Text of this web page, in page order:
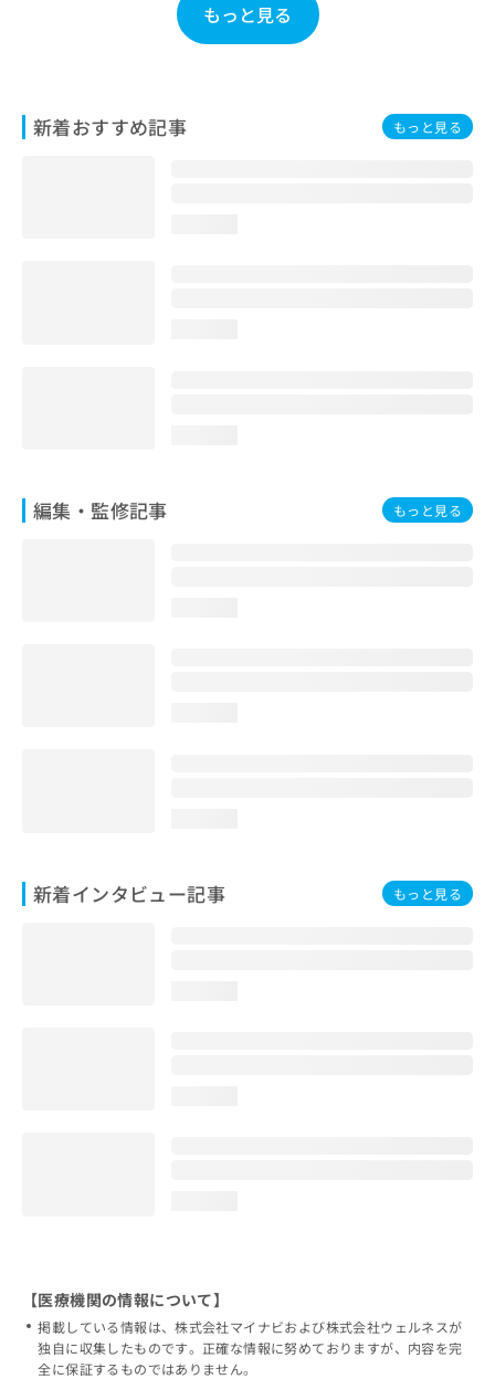
もっと見る
新着おすすめ記事 もっと見る
編集・監修記事 もっと見る
新着インタビュー記事 もっと見る
せ
【医療機関の情報について】
掲載している情報は、株式会社マイナビおよび株式会社ウェルネスが
独自に収集したものです。正確な情報に努めておりますが、内容を完
全に保証するものではありません。